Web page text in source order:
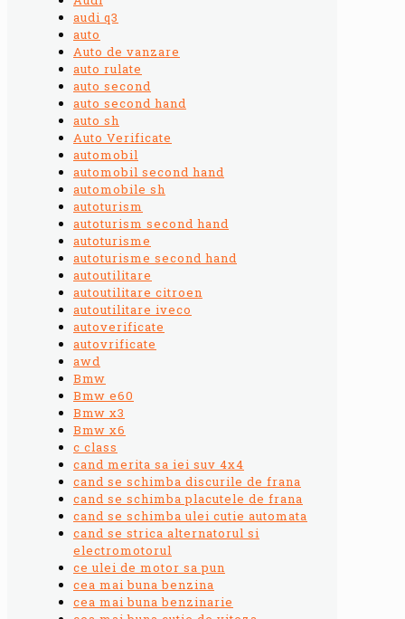
audi q3
auto
Auto de vanzare
auto rulate
auto second
auto second hand
auto sh
Auto Verificate
automobil
automobil second hand
automobile sh
autoturism
autoturism second hand
autoturisme
autoturisme second hand
autoutilitare
autoutilitare citroen
autoutilitare iveco
autoverificate
autovrificate
awd
Bmw
Bmw e60
Bmw x3
Bmw x6
c class
cand merita sa iei suv 4x4
cand se schimba discurile de frana
cand se schimba placutele de frana
cand se schimba ulei cutie automata
cand se strica alternatorul si
electromotorul
ce ulei de motor sa pun
cea mai buna benzina
cea mai buna benzinarie